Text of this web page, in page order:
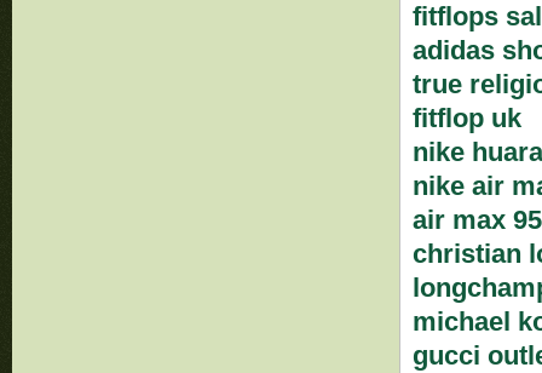
fitflops
adidas
true
fitflop uk
nike
nike air
air max 95
christian
michael
gucci